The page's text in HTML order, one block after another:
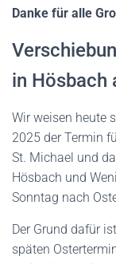
Danke für alle
in Hösbach
Wir weisen heute
2025 der Termin
St. Michael und
Hösbach und
Sonntag nach
Der Grund dafür
späten